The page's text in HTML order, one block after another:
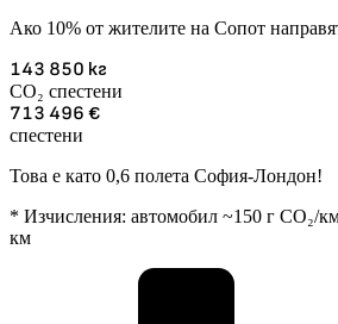
Ако 10% от жителите на Сопот
143 850 кг
CO₂ спестени
713 496 €
спестени
Това е като 0,6 полета София-Лондон!
* Изчисления: автомобил ~150 г CO₂/
км